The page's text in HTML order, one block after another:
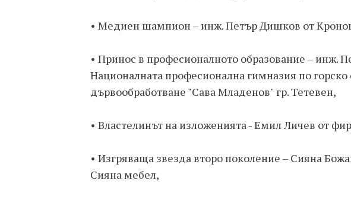
• Медиен шампион – инж. Петър Дишков от
• Принос в професионалното образование – инж.
Националната професионална гимназия по горско
дървообработване "Сава Младенов" гр. Тетевен,
• Властелинът на изложенията - Емил Личев от
• Изгряваща звезда второ поколение – Сияна
Сияна мебел,